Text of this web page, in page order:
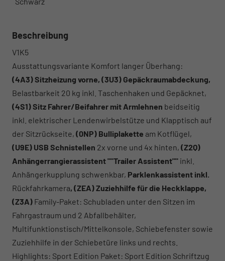
Beschreibung
V1K5
Ausstattungsvariante Komfort langer Überhang:
(4A3) Sitzheizung vorne, (3U3) Gepäckraumabdeckung,
Belastbarkeit 20 kg inkl. Taschenhaken und Gepäcknet,
(4S1) Sitz Fahrer/Beifahrer mit Armlehnen beidseitig
inkl. elektrischer Lendenwirbelstütze und Klapptisch auf
der Sitzrückseite, (0NP) Bulliplakette am Kotflügel,
(U9E) USB Schnistellen 2x vorne und 4x hinten, (Z2Q)
Anhängerrangierassistent ""Trailer Assistent"" inkl.
Anhängerkupplung schwenkbar, Parklenkassistent inkl.
Rückfahrkamera, (ZEA) Zuziehhilfe für die Heckklappe,
(Z3A) Family-Paket: Schubladen unter den Sitzen im
Fahrgastraum und 2 Abfallbehälter,
Multifunktionstisch/Mittelkonsole, Schiebefenster sowie
Zuziehhilfe in der Schiebetüre links und rechts.
Highlights: Sport Edition Paket: Sport Edition Schriftzug